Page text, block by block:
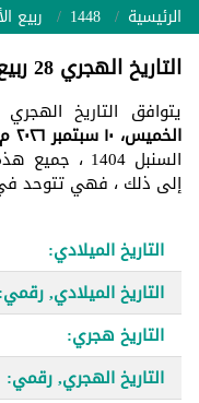
الرئيسية 1448 ربيع
التاريخ الهجري 28 ربيع الأول 1448 الى ميلادي
يتوافق التاريخ الهجري 28/3/1448 مع التاريخ الميلادي في
الخميس، ١٠ سبتمبر ٢٠٢٦ م
السنبل 1404 ، جميع هذه التواريخ في يوم
إلى ذلك ، فهي تتوحد في
التاريخ الميلادي:
التاريخ الميلادي, رقمي:
التاريخ هجري:
التاريخ الهجري, رقمي: